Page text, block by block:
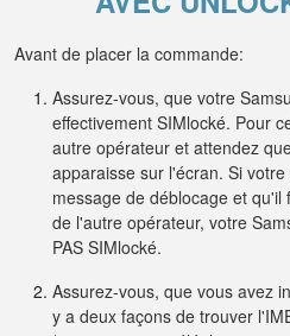
Avant de placer la commande:
Assurez-vous, que votre
effectivement SIMlocké. Pour
autre opérateur et attendez
apparaisse sur l'écran. Si
message de déblocage et
de l'autre opérateur, votre
PAS SIMlocké.
Assurez-vous, que vous avez
y a deux façons de trouver